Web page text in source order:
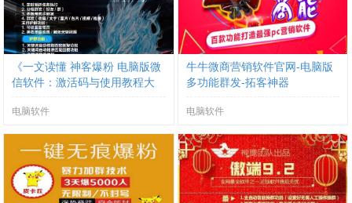
《一文读懂 神客爆粉 电脑版微
信软件：激活码与使用教程大
电脑软件
牛牛微商营销软件官网-电脑版
多功能群发-拓客神器
电脑软件